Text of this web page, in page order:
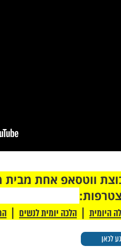
לכאן
היומית | הלכה יומית לנשים |